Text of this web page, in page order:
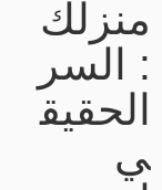
منزلك
: السر
الحقيق
ي